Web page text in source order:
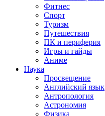
Фитнес
Спорт
Туризм
Путешествия
ПК и периферия
Игры и гайды
Аниме
Наука
Просвещение
Английский язык
Антропология
Астрономия
Физика